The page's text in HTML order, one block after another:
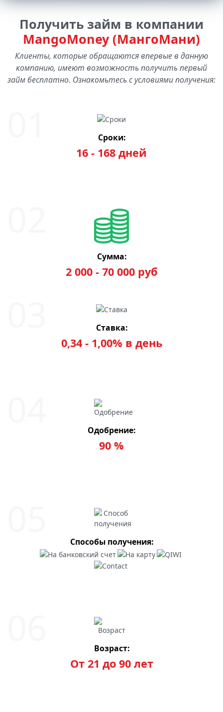
Получить займ в компании
MangoMoney (МангоМани)
Клиенты, которые обращаются впервые в данную
компанию, имеют возможность получить первый
займ бесплатно. Ознакомьтесь с условиями получения:
Сроки:
16 - 168 дней
Сумма:
2 000 - 70 000 руб
Ставка:
0,34 - 1,00% в день
Одобрение:
90 %
Способы получения:
Возраст:
От 21 до 90 лет